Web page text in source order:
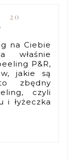
20
na Ciebie
właśnie
P&R,
jakie są
zbędny
czyli
i łyżeczka